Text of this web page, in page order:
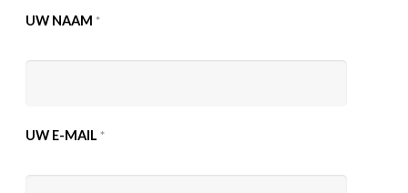
UW NAAM*
UW E-MAIL*